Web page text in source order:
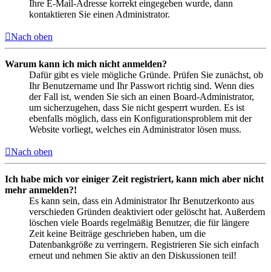
Ihre E-Mail-Adresse korrekt eingegeben wurde, dann
kontaktieren Sie einen Administrator.
Nach oben
Warum kann ich mich nicht anmelden?
Dafür gibt es viele mögliche Gründe. Prüfen Sie zunächst, ob
Ihr Benutzername und Ihr Passwort richtig sind. Wenn dies
der Fall ist, wenden Sie sich an einen Board-Administrator,
um sicherzugehen, dass Sie nicht gesperrt wurden. Es ist
ebenfalls möglich, dass ein Konfigurationsproblem mit der
Website vorliegt, welches ein Administrator lösen muss.
Nach oben
Ich habe mich vor einiger Zeit registriert, kann mich aber nicht
mehr anmelden?!
Es kann sein, dass ein Administrator Ihr Benutzerkonto aus
verschieden Gründen deaktiviert oder gelöscht hat. Außerdem
löschen viele Boards regelmäßig Benutzer, die für längere
Zeit keine Beiträge geschrieben haben, um die
Datenbankgröße zu verringern. Registrieren Sie sich einfach
erneut und nehmen Sie aktiv an den Diskussionen teil!